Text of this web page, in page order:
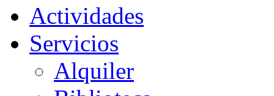
Actividades
Servicios
Alquiler